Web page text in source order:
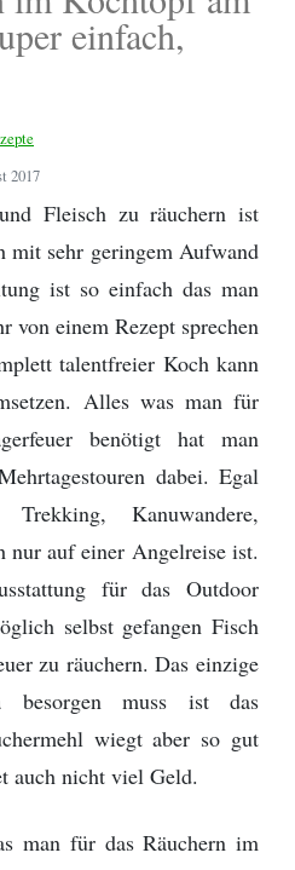
einfach,
2017
Fleisch zu räuchern ist
mit sehr geringem Aufwand
ist so einfach das man
von einem Rezept sprechen
talentfreier Koch kann
Alles was man für
benötigt hat man
dabei. Egal
Kanuwandere,
nur auf einer Angelreise ist.
für das Outdoor
selbst gefangen Fisch
zu räuchern. Das einzige
muss ist das
wiegt aber so gut
auch nicht viel Geld.
man für das Räuchern im
Arbedo
bis
Österreich
-
- Wie
- Eine
-
anders